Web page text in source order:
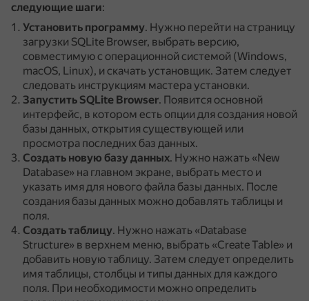
следующие шаги:
Установить программу. Нужно перейти на страницу
загрузки SQLite Browser, выбрать версию,
совместимую с операционной системой (Windows,
macOS, Linux), и скачать установщик. Затем следует
следовать инструкциям мастера установки.
Запустить SQLite Browser. Появится основной
интерфейс, в котором есть опции для создания новой
базы данных, открытия существующей или
просмотра последних баз данных.
Создать новую базу данных. Нужно нажать «New
Database» на главном экране, выбрать место и
указать имя для нового файла базы данных. После
создания базы данных можно добавлять таблицы и
поля.
Создать таблицу. Нужно нажать «Database
Structure» в верхнем меню, выбрать «Create Table» и
добавить новую таблицу. Затем следует определить
имя таблицы, столбцы и типы данных для каждого
поля. При необходимости можно определить